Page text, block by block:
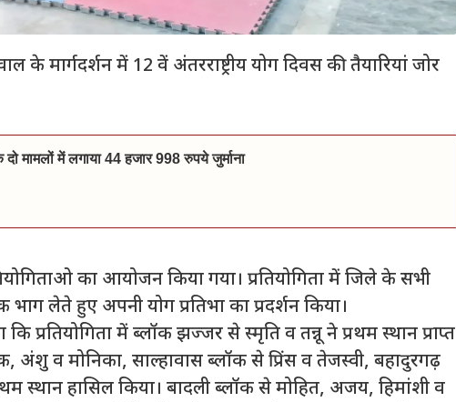
के मार्गदर्शन में 12 वें अंतरराष्ट्रीय योग दिवस की तैयारियां जोर
दो मामलों में लगाया 44 हजार 998 रुपये जुर्माना
का आयोजन किया गया। प्रतियोगिता में जिले के सभी
भाग लेते हुए अपनी योग प्रतिभा का प्रदर्शन किया।
प्रतियोगिता में ब्लॉक झज्जर से स्मृति व तन्नू ने प्रथम स्थान प्राप्त
अंशु व मोनिका, साल्हावास ब्लॉक से प्रिंस व तेजस्वी, बहादुरगढ़
स्थान हासिल किया। बादली ब्लॉक से मोहित, अजय, हिमांशी व